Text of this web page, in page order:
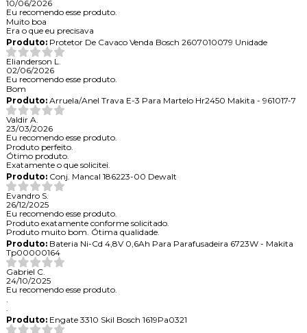
10/06/2026
Eu recomendo esse produto.
Muito boa
Era o que eu precisava
Produto:Protetor De Cavaco Venda Bosch 2607010079 Unidade
Elianderson L.
02/06/2026
Eu recomendo esse produto.
Bom
Produto:Arruela/Anel Trava E-3 Para Martelo Hr2450 Makita - 961017-7
Valdir A.
23/03/2026
Eu recomendo esse produto.
Produto perfeito.
Ótimo produto.
Exatamente o que solicitei.
Produto:Conj. Mancal 186223-00 Dewalt
Evandro S.
26/12/2025
Eu recomendo esse produto.
Produto exatamente conforme solicitado.
Produto muito bom. Ótima qualidade.
Produto:Bateria Ni-Cd 4,8V 0,6Ah Para Parafusadeira 6723W - Makita
Tp00000164
Gabriel C.
24/10/2025
Eu recomendo esse produto.
.
.
Produto:Engate 3310 Skil Bosch 1619Pa0321